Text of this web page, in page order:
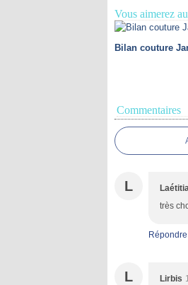
Vous aimerez
Bilan couture
Commentaires
L
très
Répondre
L Lirbis